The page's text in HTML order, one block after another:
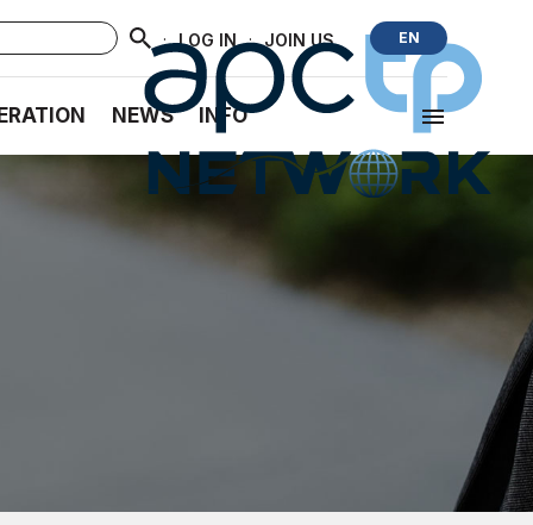
· LOG IN · JOIN US EN
NEWS INFO